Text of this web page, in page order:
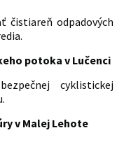
čistiareň odpadových
potoka v Lučenci
cyklistickej
v Malej Lehote